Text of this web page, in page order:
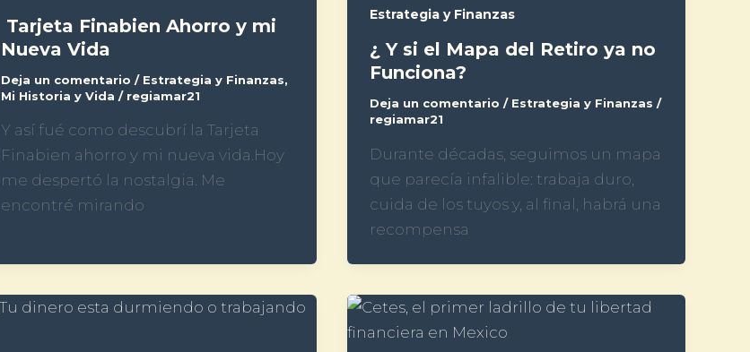
Tarjeta Finabien Ahorro y mi
Nueva Vida
Deja un comentario / Estrategia y Finanzas,
Mi Historia y Vida / regiamar21
Y así fué como descubrí la Tarjeta
Finabien ahorro y mi nueva vida.Hoy
me despertó la nostalgia. Me
encontré mirando
Estrategia y Finanzas
¿ Y si el Mapa del Retiro ya no
Funciona?
Deja un comentario / Estrategia y Finanzas /
regiamar21
Durante décadas, seguimos un mapa
que parecía infalible: trabaja duro,
cuida de los tuyos y, al final, habrá una
recompensa